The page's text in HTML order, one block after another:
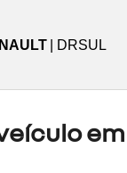
| DRSUL